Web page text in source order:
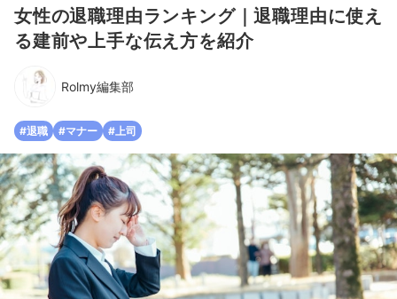
女性の退職理由ランキング｜退職理由に使え
る建前や上手な伝え方を紹介
Rolmy編集部
#退職 #マナー #上司